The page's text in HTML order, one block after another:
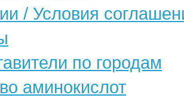
/ Условия
по городам
аминокислот